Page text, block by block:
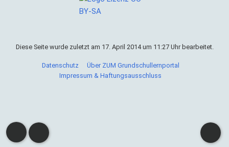
Cookies helfen uns bei der Bereitstellung von ZUM
Diese Seite wurde zuletzt am 17. April 2014 um 11:27 Uhr bearbeitet.
Datenschutz
Über ZUM Grundschullernportal
Impressum & Haftungsausschluss